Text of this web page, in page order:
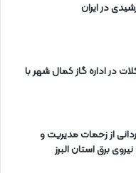
در ایران
در اداره گاز کمال شهر با
از زحمات مدیریت و
برق استان البرز